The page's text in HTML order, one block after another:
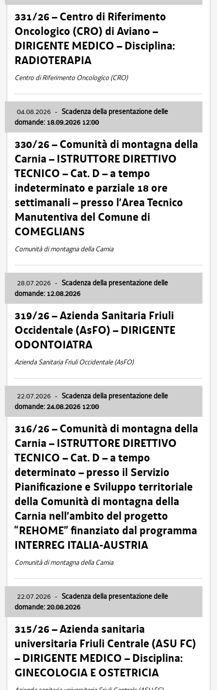
331/26 – Centro di Riferimento
Oncologico (CRO) di Aviano –
DIRIGENTE MEDICO – Disciplina:
RADIOTERAPIA
Centro di Riferimento Oncologico (CRO)
04.08.2026 - Scadenza della presentazione delle
domande: 18.09.2026 12:00
330/26 – Comunità di montagna della
Carnia – ISTRUTTORE DIRETTIVO
TECNICO – Cat. D – a tempo
indeterminato e parziale 18 ore
settimanali – presso l’Area Tecnico
Manutentiva del Comune di
COMEGLIANS
Comunità di montagna della Carnia
28.07.2026 - Scadenza della presentazione delle
domande: 12.08.2026
319/26 – Azienda Sanitaria Friuli
Occidentale (AsFO) – DIRIGENTE
ODONTOIATRA
Azienda Sanitaria Friuli Occidentale (AsFO)
22.07.2026 - Scadenza della presentazione delle
domande: 24.08.2026 12:00
316/26 – Comunità di montagna della
Carnia – ISTRUTTORE DIRETTIVO
TECNICO – Cat. D – a tempo
determinato – presso il Servizio
Pianificazione e Sviluppo territoriale
della Comunità di montagna della
Carnia nell’ambito del progetto
“REHOME” finanziato dal programma
INTERREG ITALIA-AUSTRIA
Comunità di montagna della Carnia
22.07.2026 - Scadenza della presentazione delle
domande: 20.08.2026
315/26 – Azienda sanitaria
universitaria Friuli Centrale (ASU FC)
– DIRIGENTE MEDICO – Disciplina:
GINECOLOGIA E OSTETRICIA